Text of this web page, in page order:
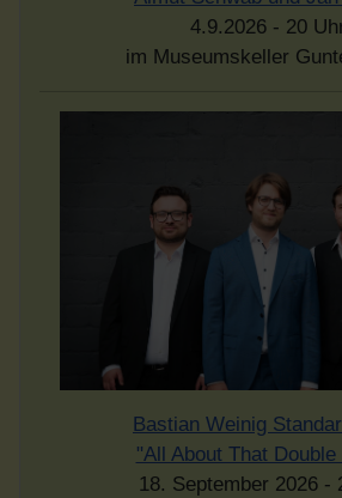
4.9.2026 - 20
im Museumskeller
Bastian Weinig
"All About That Double
18. September 2026 -